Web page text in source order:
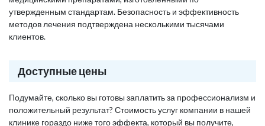
утвержденным стандартам. Безопасность и эффективность
методов лечения подтверждена несколькими тысячами
клиентов.
Доступные цены
Подумайте, сколько вы готовы заплатить за профессионализм и
положительный результат? Стоимость услуг компании в нашей
клинике гораздо ниже того эффекта, который вы получите,